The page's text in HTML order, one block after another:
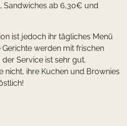
Sandwiches ab 6,30€ und
ist jedoch ihr tägliches Menü
werden mit frischen
Service ist sehr gut.
nicht, ihre Kuchen und Brownies